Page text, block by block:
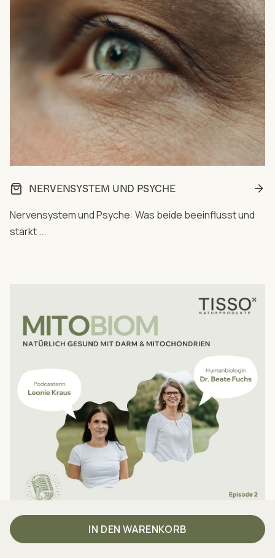
IN DEN WARENKORB
NERVENSYSTEM UND PSYCHE
Nervensystem und Psyche: Was beide beeinflusst und
stärkt ...